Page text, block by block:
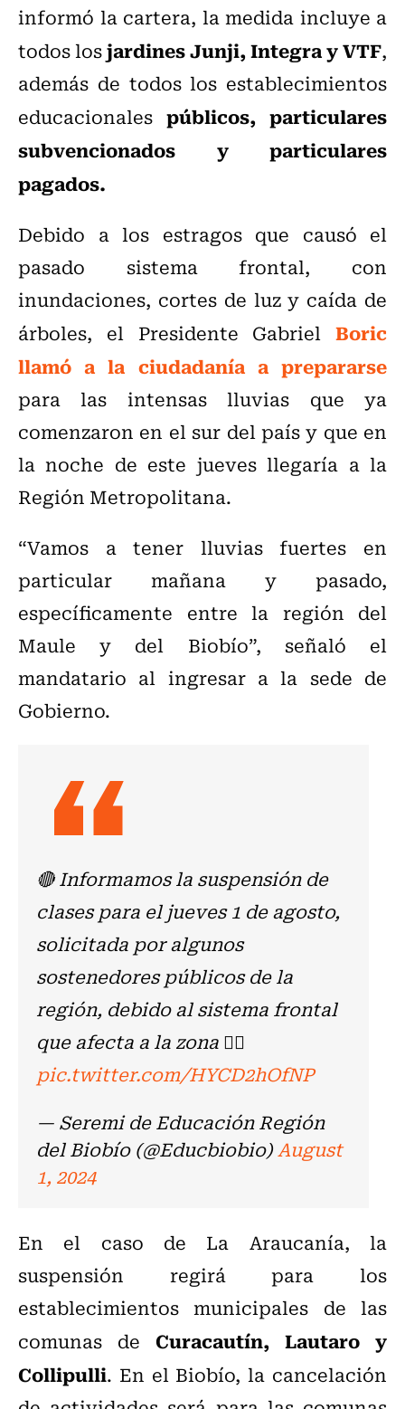
informó la cartera, la medida incluye a
todos losjardines Junji, Integra y VTF,
además de todos los establecimientos
educacionales públicos, particulares
subvencionados y particulares
pagados.
Debido a los estragos que causó el
pasado sistema frontal, con
inundaciones, cortes de luz y caída de
árboles, el Presidente Gabriel Boric
llamó a la ciudadanía a prepararse
para las intensas lluvias que ya
comenzaron en el sur del país y que en
la noche de este jueves llegaría a la
Región Metropolitana.
“Vamos a tener lluvias fuertes en
particular mañana y pasado,
específicamente entre la región del
Maule y del Biobío”, señaló el
mandatario al ingresar a la sede de
Gobierno.
🔴 Informamos la suspensión de
clases para el jueves 1 de agosto,
solicitada por algunos
sostenedores públicos de la
región, debido al sistema frontal
que afecta a la zona 👇🏽
pic.twitter.com/HYCD2hOfNP
— Seremi de Educación Región
del Biobío (@Educbiobio)August
1, 2024
En el caso de La Araucanía, la
suspensión regirá para los
establecimientos municipales de las
comunas de Curacautín, Lautaro y
Collipulli. En el Biobío, la cancelación